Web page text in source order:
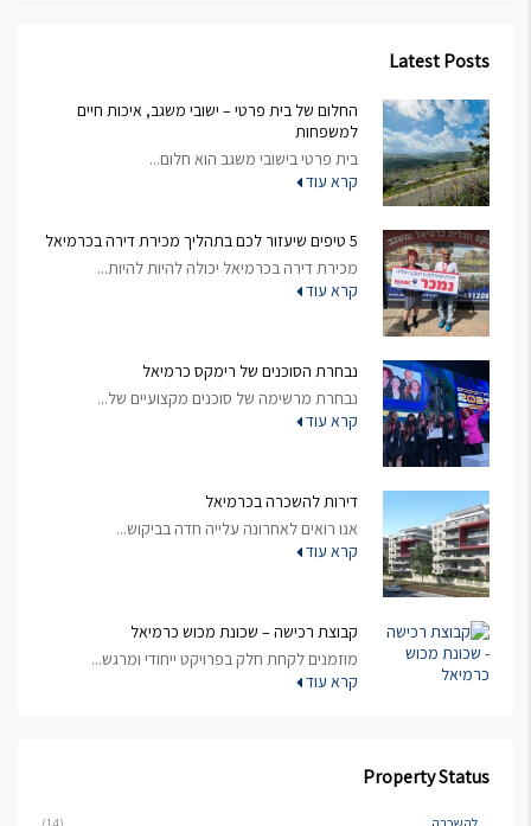
Latest Posts
החלום של בית פרטי – ישובי משגב, איכות חיים
למשפחות
בית פרטי בישובי משגב הוא חלום...
קרא עוד
5 טיפים שיעזור לכם בתהליך מכירת דירה בכרמיאל
מכירת דירה בכרמיאל יכולה להיות להיות...
קרא עוד
נבחרת הסוכנים של רימקס כרמיאל
נבחרת מרשימה של סוכנים מקצועיים של...
קרא עוד
דירות להשכרה בכרמיאל
אנו רואים לאחרונה עלייה חדה בביקוש...
קרא עוד
קבוצת רכישה – שכונת מכוש כרמיאל
מוזמנים לקחת חלק בפרויקט ייחודי ומרגש...
קרא עוד
Property Status